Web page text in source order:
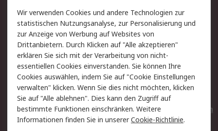
Rücksendungen
Kontakt
Hilfe
Privatkunden
Rechtliches
AGB
Datenschutz
Cookie-Richtlinie
Zahlungsbedingungen
Copyright/Impressum
Entsorgung
Elektrogeräte/Batterien
Wir verwenden Cookies und andere Technologien zur
statistischen Nutzungsanalyse, zur Personalisierung und
zur Anzeige von Werbung auf Websites von
Drittanbietern. Durch Klicken auf "Alle akzeptieren"
erklären Sie sich mit der Verarbeitung von nicht-
essentiellen Cookies einverstanden. Sie können Ihre
Cookies auswählen, indem Sie auf "Cookie Einstellungen
verwalten" klicken. Wenn Sie dies nicht möchten, klicken
Sie auf "Alle ablehnen". Dies kann den Zugriff auf
bestimmte Funktionen einschränken. Weitere
Informationen finden Sie in unsererCookie-Richtlinie.